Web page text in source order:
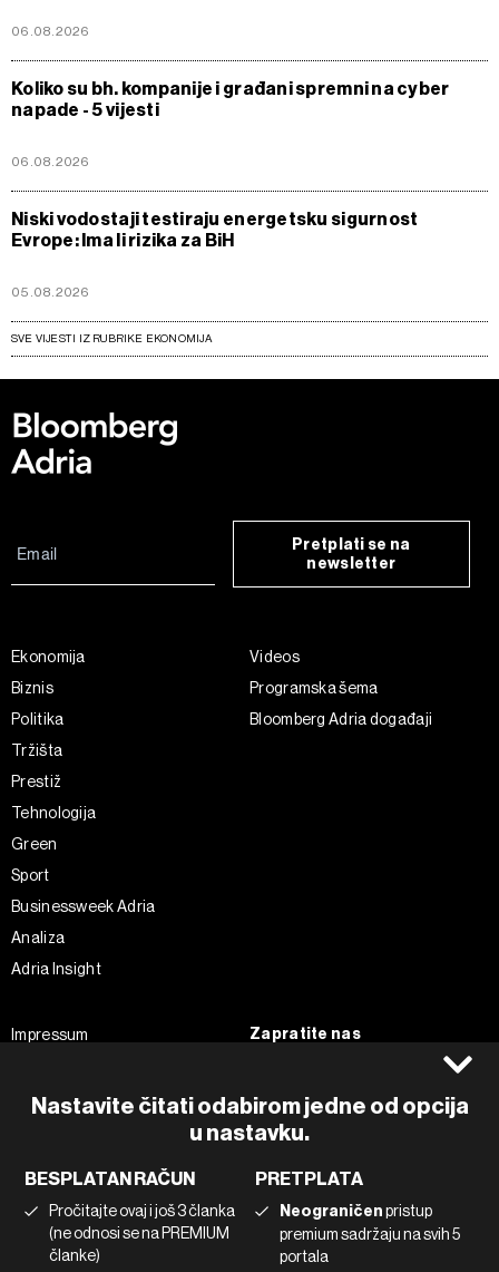
06.08.2026
Koliko su bh. kompanije i građani spremni na cyber
napade - 5 vijesti
06.08.2026
Niski vodostaji testiraju energetsku sigurnost
Evrope: Ima li rizika za BiH
05.08.2026
SVE VIJESTI IZ RUBRIKE EKONOMIJA
Nastavite čitati odabirom jedne od opcija
u nastavku.
BESPLATAN RAČUN
Pročitajte ovaj i još 3 članka
(ne odnosi se na PREMIUM
članke)
PRETPLATA
Neograničenpristup
premium sadržaju na svih 5
portala
Pretplati se na
newsletter
Ekonomija
Biznis
Politika
Tržišta
Prestiž
Tehnologija
Green
Sport
Businessweek Adria
Analiza
Adria Insight
Videos
Programska šema
Bloomberg Adria događaji
Impressum
Pravila privatnosti
Korištenje umjetne inteligencije
Zapratite nas
Instagram
Twitter
Tiktok